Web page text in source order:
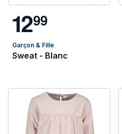
1299
Garçon & Fille
Sweat - Blanc